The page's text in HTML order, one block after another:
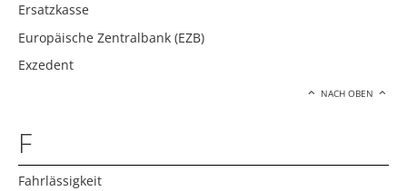
Ersatzkasse
Europäische Zentralbank (EZB)
Exzedent
NACH OBEN
F
Fahrlässigkeit